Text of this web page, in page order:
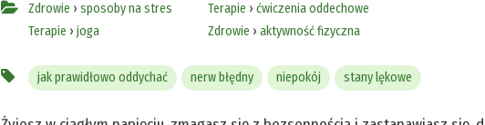
Zdrowie › sposoby na stres
Terapie › joga
Terapie › ćwiczenia oddechowe
Zdrowie › aktywność fizyczna
jak prawidłowo oddychać nerw błędny niepokój stany lękowe